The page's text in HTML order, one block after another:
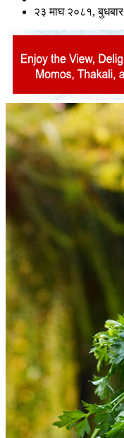
२३ माघ २०८१, बुधबार